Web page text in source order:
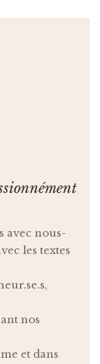
avec nous-
les textes
nos
et dans